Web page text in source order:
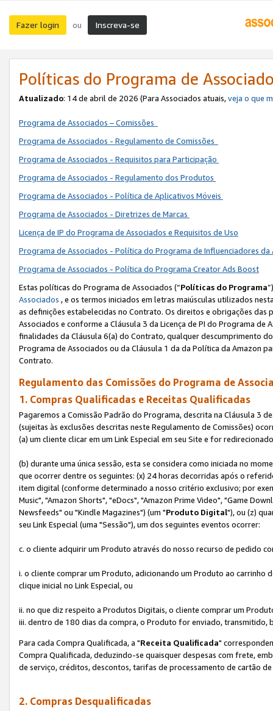
Fazer login ou Inscreva-se
Políticas do Programa de
Atualizado: 14 de abril de 2026 (Para Associados atuais,veja o que
Programa de Associados – Comissões
Programa de Associados - Regulamento de Comissões
Programa de Associados - Requisitos para Participação
Programa de Associados - Regulamento dos Produtos
Programa de Associados - Política de Aplicativos Móveis
Programa de Associados - Diretrizes de Marcas
Licença de IP do Programa de Associados e Requisitos de Uso
Programa de Associados - Política do Programa de Influenciadores
Programa de Associados - Política do Programa Creator Ads Boost
Estas políticas do Programa de Associados (“Políticas do Programa
Associados , e os termos iniciados em letras maiúsculas utilizados
as definições estabelecidas no Contrato. Os direitos e obrigações
Associados e conforme a Cláusula 3 da Licença de PI do Programa
finalidades da Cláusula 6(a) do Contrato, qualquer descumprimento
Programa de Associados ou da Cláusula 1 da da Política da Amazon
Contrato.
Regulamento das Comissões do Programa de
1. Compras Qualificadas e Receitas Qualificadas
Pagaremos a Comissão Padrão do Programa, descrita na Cláusula 3
(sujeitas às exclusões descritas neste Regulamento de Comissões)
(a) um cliente clicar em um Link Especial em seu Site e for
(b) durante uma única sessão, esta se considera como iniciada no
que ocorrer dentre os seguintes: (x) 24 horas decorridas após o
item digital (conforme determinado a nosso critério exclusivo; por
Music", "Amazon Shorts", "eDocs", "Amazon Prime Video", "Game
Newsfeeds" ou "Kindle Magazines") (um "Produto Digital"), ou (z)
seu Link Especial (uma "Sessão"), um dos seguintes eventos ocorrer:
c. o cliente adquirir um Produto através do nosso recurso de pedido
i. o cliente comprar um Produto, adicionando um Produto ao
clique inicial no Link Especial, ou
ii. no que diz respeito a Produtos Digitais, o cliente comprar um
iii. dentro de 180 dias da compra, o Produto for enviado, transmitido,
Para cada Compra Qualificada, a "Receita Qualificada"
Compra Qualificada, deduzindo-se quaisquer despesas com frete,
de serviço, créditos, descontos, tarifas de processamento de cartão
2. Compras Desqualificadas